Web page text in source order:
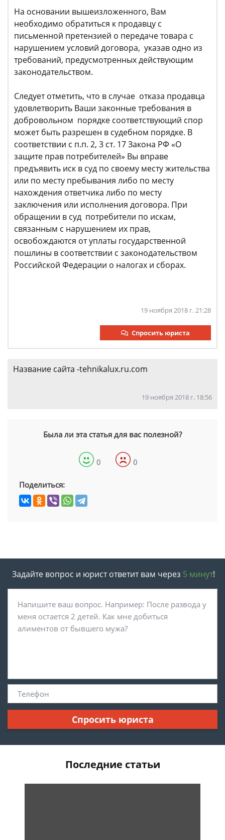
На основании вышеизложенного, Вам
необходимо обратиться к продавцу с
письменной претензией о передаче товара с
нарушением условий договора, указав одно из
требований, предусмотренных действующим
законодательством.
Следует отметить, что в случае отказа продавца
удовлетворить Ваши законные требования в
добровольном порядке соответствующий спор
может быть разрешен в судебном порядке. В
соответствии с п.п. 2, 3 ст. 17 Закона РФ «О
защите прав потребителей» Вы вправе
предъявить иск в суд по своему месту жительства
или по месту пребывания либо по месту
нахождения ответчика либо по месту
заключения или исполнения договора. При
обращении в суд потребители по искам,
связанным с нарушением их прав,
освобождаются от уплаты государственной
пошлины в соответствии с законодательством
Российской Федерации о налогах и сборах.
19 ноября 2018 г. 21:28
Спросить юриста
Название сайта -tehnikalux.ru.com
19 ноября 2018 г. 18:56
Была ли эта статья для вас полезной?
0 0
Поделиться:
Задайте вопрос и юрист ответит вам через 5 минут!
Спросить юриста
Последние статьи